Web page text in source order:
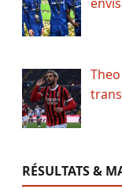
RÉSULTATS &